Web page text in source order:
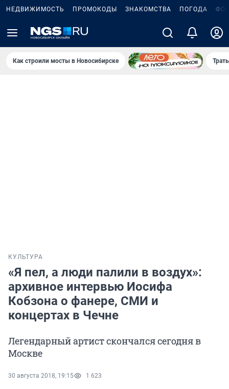
НЕДВИЖИМОСТЬ ПРОМОКОДЫ ЗНАКОМСТВА ПОГОДА
Как строили мосты в Новосибирске
КУЛЬТУРА
«Я пел, а люди палили в воздух»:
архивное интервью Иосифа
Кобзона о фанере, СМИ и
концертах в Чечне
Легендарный артист скончался сегодня в
Москве
30 августа 2018, 19:15 1 623